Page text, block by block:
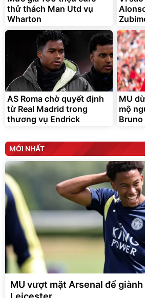
thử thách Man Utd vụ
Wharton
AS Roma chờ quyết định
từ Real Madrid trong
thương vụ Endrick
MU
mộ
Bruno
MỚI NHẤT
MU vượt mặt Arsenal để